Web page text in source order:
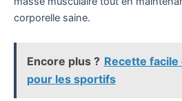
corporelle saine.
Encore plus ? Recette facile
pour les sportifs